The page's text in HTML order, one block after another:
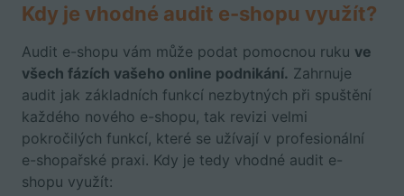
Kdy je vhodné audit e-shopu využít?
Audit e-shopu vám může podat pomocnou ruku ve
všech fázích vašeho online podnikání. Zahrnuje
audit jak základních funkcí nezbytných při spuštění
každého nového e-shopu, tak revizi velmi
pokročilých funkcí, které se užívají v profesionální
e-shopařské praxi. Kdy je tedy vhodné audit e-
shopu využít: